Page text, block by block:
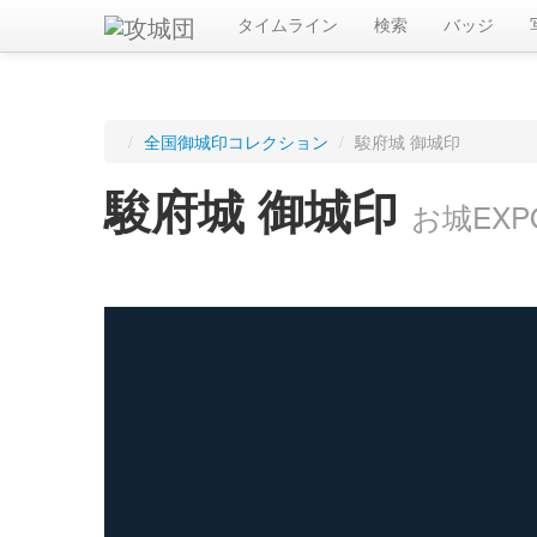
タイムライン 検索 バッジ
/ 全国御城印コレクション / 駿府城 御城印
駿府城 御城印 お城